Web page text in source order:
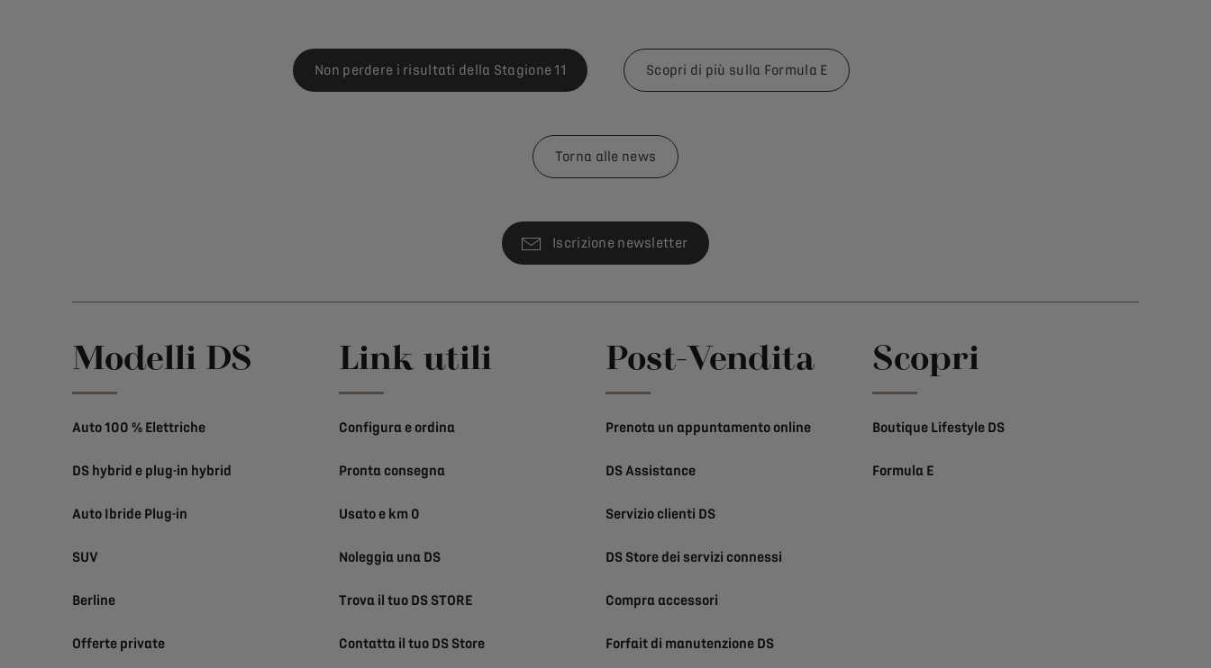
Non perdere i risultati della Stagione 11 Scopri di più sulla Formula E
Torna alle news
Iscrizione newsletter
Modelli DS
Auto 100 % Elettriche
DS hybrid e plug-in hybrid
Auto Ibride Plug-in
SUV
Berline
Offerte private
Link utili
Configura e ordina
Pronta consegna
Usato e km 0
Noleggia una DS
Trova il tuo DS STORE
Contatta il tuo DS Store
Post-Vendita
Prenota un appuntamento online
DS Assistance
Servizio clienti DS
DS Store dei servizi connessi
Compra accessori
Forfait di manutenzione DS
Scopri
Boutique Lifestyle DS
Formula E